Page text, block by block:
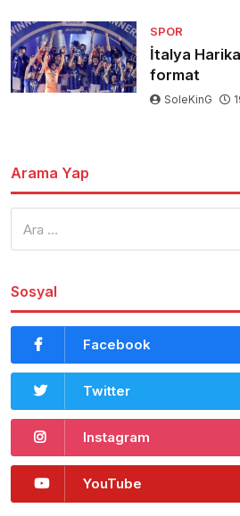
SPOR
İtalya Harika
format
SoleKinG
Arama Yap
Sosyal
Facebook
Twitter
Instagram
YouTube